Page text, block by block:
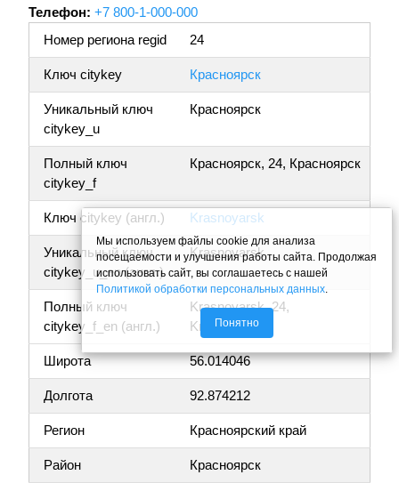
Телефон: +7 800-1-000-000
Номер региона regid
24
Ключ citykey Красноярск
Уникальный ключ
citykey_u
Красноярск
Полный ключ
citykey_f
Красноярск, 24, Красноярск
Ключ citykey (англ.) Krasnoyarsk
Уникальный ключ
citykey_u_en (англ.)
Krasnoyarsk
Полный ключ
citykey_f_en (англ.)
Krasnoyarsk, 24,
Krasnoyarsk
Широта 56.014046
Долгота 92.874212
Регион Красноярский край
Район Красноярск
Мы используем файлы cookie для анализа
посещаемости и улучшения работы сайта. Продолжая
использовать сайт, вы соглашаетесь с нашей
Политикой обработки персональных данных
Понятно